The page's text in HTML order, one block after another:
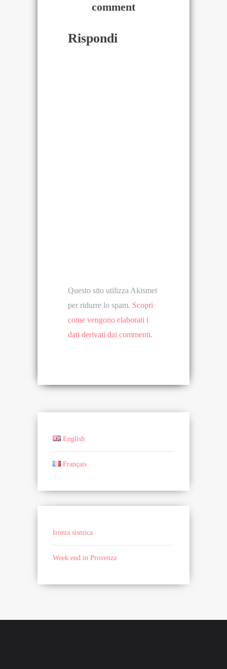
comment
Rispondi
Questo sito utilizza Akismet
per ridurre lo spam. Scopri
come vengono elaborati i
dati derivati dai commenti.
English
Français
Ironia sismica
Week end in Provenza